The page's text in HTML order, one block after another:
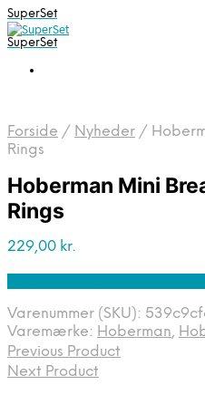
SuperSet
SuperSet
Forside / Nyheder /
Rings
Hoberman Mini
Rings
229,00 kr.
Varenummer (SKU):
Varemærke: Hoberman,
Previous Product
Next Product